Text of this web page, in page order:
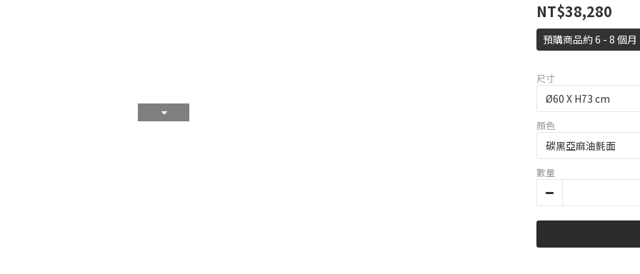
NT$38,280
預購商品約 6 - 8 個月
尺寸
顏色
數量